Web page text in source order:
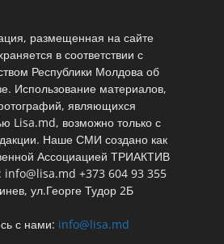
размещенная на сайте
в соответствии с
Республики Молдова об
Использование материалов,
являющихся
Lisa.md, возможно только с
Наше СМИ создано как
Ассоциацией ТРИАКТИВ
info@lisa.md +373 604 93 355
ул.Георге Тудор 2Б
с нами: info@lisa.md